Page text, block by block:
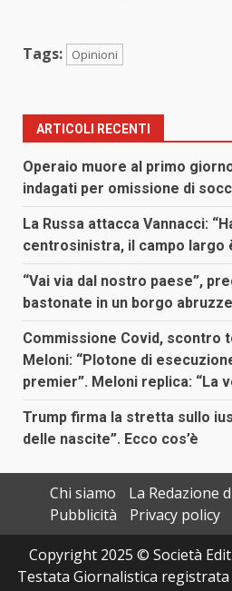
Tags: Opinioni
ARTICOLI RECENTI
Operaio muore al primo
indagati per omissione di
La Russa attacca Vannacci:
centrosinistra, il campo largo
“Vai via dal nostro paese”,
bastonate in un borgo
Commissione Covid, scontro
Meloni: “Plotone di
premier”. Meloni replica: “La
Trump firma la stretta sullo
delle nascite”. Ecco cos’è
Chi siamo
La Redazione
Pubblicità
Privacy policy
Copyright 2025 © Società
Testata Giornalistica